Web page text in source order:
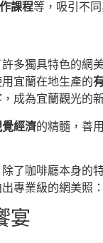
課程等，吸引不
多獨具特色的
宜蘭在地生產的
成為宜蘭觀光的
覺經濟的精髓，善用
了咖啡廳本身的
專業級的網美照：
宴